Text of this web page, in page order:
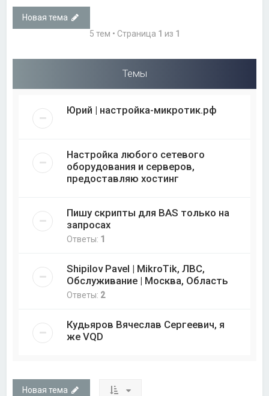
Новая тема
5 тем • Страница 1 из 1
Темы
Юрий | настройка-микротик.рф
Настройка любого сетевого
оборудования и серверов,
предоставляю хостинг
Пишу скрипты для BAS только на
запросах
Ответы: 1
Shipilov Pavel | MikroTik, ЛВС,
Обслуживание | Москва, Область
Ответы: 2
Кудьяров Вячеслав Сергеевич, я
же VQD
Новая тема